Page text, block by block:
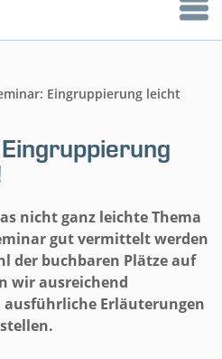
Eingruppierung leicht
nicht ganz leichte Thema
gut vermittelt werden
der buchbaren Plätze auf
wir ausreichend
ausführliche Erläuterungen